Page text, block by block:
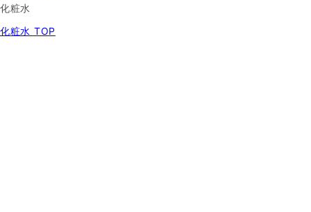
化粧水
化粧水 TOP